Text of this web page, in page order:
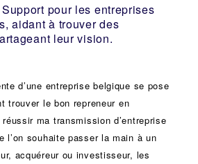
Support pour les entreprises
aidant à trouver des
leur vision.
d’une entreprise belgique se pose
trouver le bon repreneur en
réussir ma transmission d’entreprise
l’on souhaite passer la main à un
acquéreur ou investisseur, les